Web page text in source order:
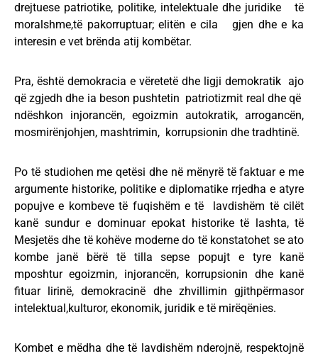
drejtuese patriotike, politike, intelektuale dhe juridike të
moralshme,të pakorruptuar; elitën e cila gjen dhe e ka
interesin e vet brënda atij kombëtar.
Pra, është demokracia e vëretetë dhe ligji demokratik ajo
që zgjedh dhe ia beson pushtetin patriotizmit real dhe që
ndëshkon injorancën, egoizmin autokratik, arrogancën,
mosmirënjohjen, mashtrimin, korrupsionin dhe tradhtinë.
Po të studiohen me qetësi dhe në mënyrë të faktuar e me
argumente historike, politike e diplomatike rrjedha e atyre
popujve e kombeve të fuqishëm e të lavdishëm të cilët
kanë sundur e dominuar epokat historike të lashta, të
Mesjetës dhe të kohëve moderne do të konstatohet se ato
kombe janë bërë të tilla sepse popujt e tyre kanë
mposhtur egoizmin, injorancën, korrupsionin dhe kanë
fituar lirinë, demokracinë dhe zhvillimin gjithpërmasor
intelektual,kulturor, ekonomik, juridik e të mirëqënies.
Kombet e mëdha dhe të lavdishëm nderojnë, respektojnë